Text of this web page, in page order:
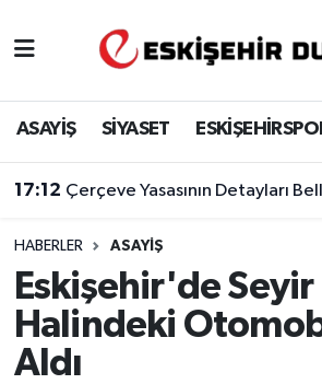
ASAYİŞ SİYASET
17:12 Çerçeve Yasasının Detayları
HABERLER ASAYIŞ
Eskişehir'de Seyir
Halindeki
Aldı
Eskişehir Hava Durumu
Eskişehir Namaz Vakitleri
Eskişehir Trafik Yoğunluk
Süper Lig Puan Durumu ve
Tüm Manşetler